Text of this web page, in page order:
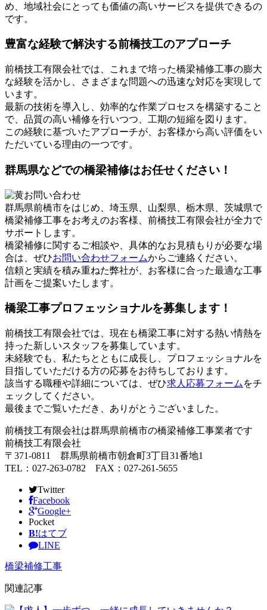
め、地域社会にとっても価値の高いサービスを提供できるの
です。
豊富な経験で解決する前橋技工のアプローチ
前橋技工有限会社では、これまで培った橋梁補修工事の膨大
な経験を活かし、さまざまな問題への迅速な対応を実現して
います。
最新の技術を導入し、効率的な作業プロセスを構築すること
で、品質の高い補修を行いつつ、工期の短縮を図ります。
この経験に基づいたアプローチが、お客様から高い評価をい
ただいている理由の一つです。
群馬県などでの橋梁補修はお任せください！
群馬県前橋市をはじめ、埼玉県、山梨県、栃木県、茨城県で
橋梁補修工事をお考えのお客様、前橋技工有限会社が全力で
サポートします。
橋梁補修に関するご相談や、具体的なお見積もりが必要な場
合は、ぜひお問い合わせフォームからご連絡ください。
信頼と実績を積み重ねた弊社が、お客様に合った最適な工事
計画をご提案いたします。
橋梁工事プロフェッショナルを募集します！
前橋技工有限会社では、現在も橋梁工事に対する熱い情熱を
持った新しいスタッフを募集しています。
未経験でも、私たちとともに成長し、プロフェッショナルを
目指していただける方の応募をお待ちしております。
該当する職種や詳細については、ぜひ求人応募フォーム をチ
ェックしてください。
最後までご覧いただき、ありがとうございました。
前橋技工有限会社は群馬県前橋市の橋梁補修工事業者です
前橋技工有限会社
〒371-0811 群馬県前橋市朝倉町3丁目31番地1
TEL：027-263-0782 FAX：027-261-5655
Twitter
Facebook
Google+
Pocket
B!はてブ
LINE
橋梁補修工事
関連記事